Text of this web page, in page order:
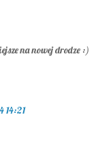
na nowej drodze :)
14:21